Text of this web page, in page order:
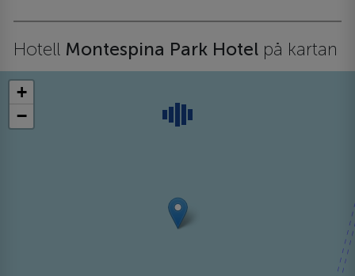
Hotell Montespina Park Hotel på kartan
+
−